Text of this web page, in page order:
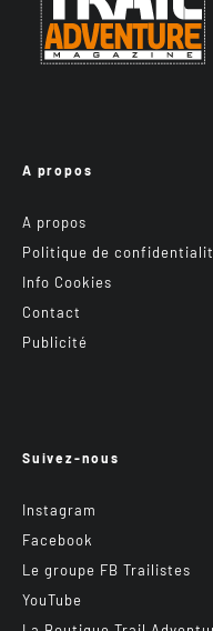
A propos
A propos
Politique de
Info Cookies
Contact
Publicité
Suivez-nous
Instagram
Facebook
Le groupe FB Trailistes
YouTube